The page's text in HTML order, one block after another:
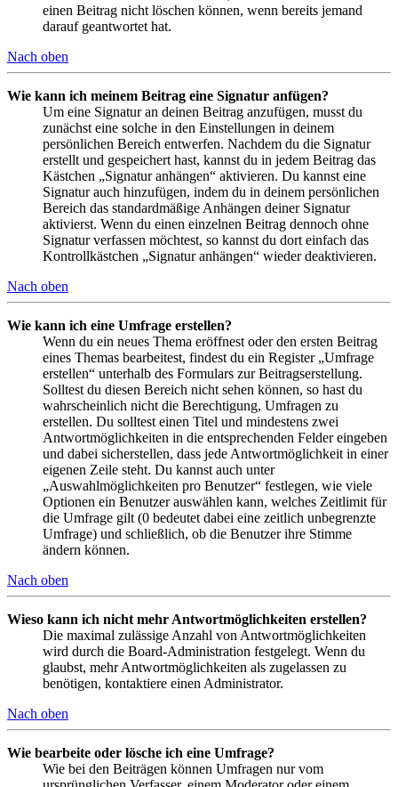
einen Beitrag nicht löschen können, wenn bereits jemand
darauf geantwortet hat.
Nach oben
Wie kann ich meinem Beitrag eine Signatur anfügen?
Um eine Signatur an deinen Beitrag anzufügen, musst du
zunächst eine solche in den Einstellungen in deinem
persönlichen Bereich entwerfen. Nachdem du die Signatur
erstellt und gespeichert hast, kannst du in jedem Beitrag das
Kästchen „Signatur anhängen“ aktivieren. Du kannst eine
Signatur auch hinzufügen, indem du in deinem persönlichen
Bereich das standardmäßige Anhängen deiner Signatur
aktivierst. Wenn du einen einzelnen Beitrag dennoch ohne
Signatur verfassen möchtest, so kannst du dort einfach das
Kontrollkästchen „Signatur anhängen“ wieder deaktivieren.
Nach oben
Wie kann ich eine Umfrage erstellen?
Wenn du ein neues Thema eröffnest oder den ersten Beitrag
eines Themas bearbeitest, findest du ein Register „Umfrage
erstellen“ unterhalb des Formulars zur Beitragserstellung.
Solltest du diesen Bereich nicht sehen können, so hast du
wahrscheinlich nicht die Berechtigung, Umfragen zu
erstellen. Du solltest einen Titel und mindestens zwei
Antwortmöglichkeiten in die entsprechenden Felder eingeben
und dabei sicherstellen, dass jede Antwortmöglichkeit in einer
eigenen Zeile steht. Du kannst auch unter
„Auswahlmöglichkeiten pro Benutzer“ festlegen, wie viele
Optionen ein Benutzer auswählen kann, welches Zeitlimit für
die Umfrage gilt (0 bedeutet dabei eine zeitlich unbegrenzte
Umfrage) und schließlich, ob die Benutzer ihre Stimme
ändern können.
Nach oben
Wieso kann ich nicht mehr Antwortmöglichkeiten erstellen?
Die maximal zulässige Anzahl von Antwortmöglichkeiten
wird durch die Board-Administration festgelegt. Wenn du
glaubst, mehr Antwortmöglichkeiten als zugelassen zu
benötigen, kontaktiere einen Administrator.
Nach oben
Wie bearbeite oder lösche ich eine Umfrage?
Wie bei den Beiträgen können Umfragen nur vom